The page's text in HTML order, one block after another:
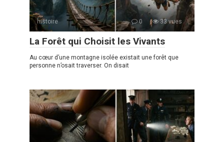
histoire 0 33 vues
La Forêt qui Choisit les Vivants
Au cœur d’une montagne isolée existait une forêt que
personne n’osait traverser. On disait